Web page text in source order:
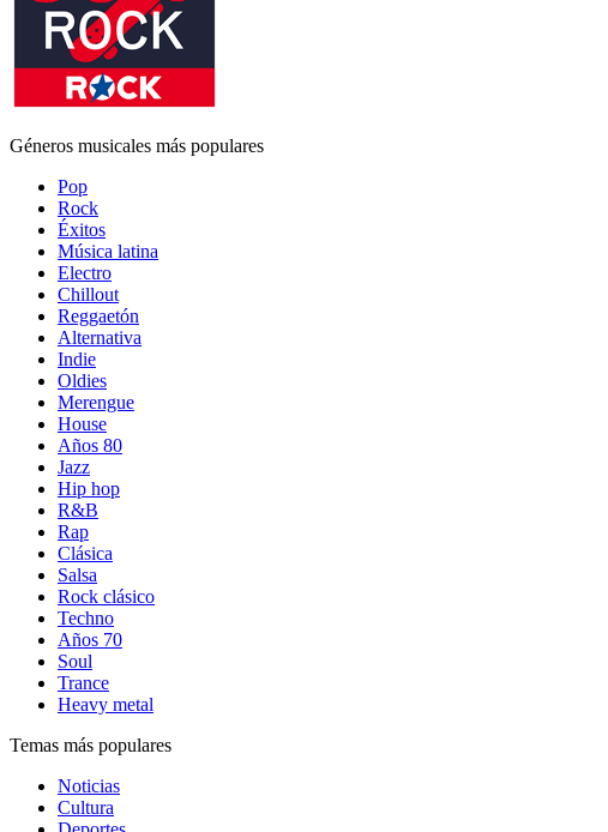
Géneros musicales más populares
Pop
Rock
Éxitos
Música latina
Electro
Chillout
Reggaetón
Alternativa
Indie
Oldies
Merengue
House
Años 80
Jazz
Hip hop
R&B
Rap
Clásica
Salsa
Rock clásico
Techno
Años 70
Soul
Trance
Heavy metal
Temas más populares
Noticias
Cultura